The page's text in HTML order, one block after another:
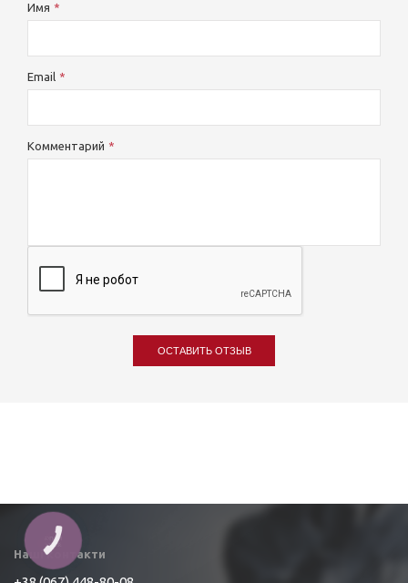
Имя
Email
Комментарий
ОСТАВИТЬ ОТЗЫВ
Наші контакти